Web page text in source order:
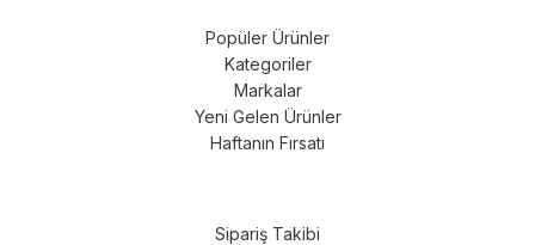
Popüler Ürünler
Kategoriler
Markalar
Yeni Gelen Ürünler
Haftanın Fırsatı
Sipariş Takibi